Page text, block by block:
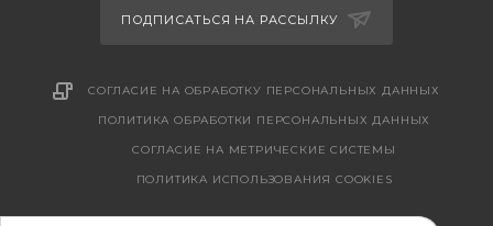
ПОДПИСАТЬСЯ НА РАССЫЛКУ
СОГЛАСИЕ НА ОБРАБОТКУ ПЕРСОНАЛЬНЫХ ДАННЫХ
ПОЛИТИКА ОБРАБОТКИ ПЕРСОНАЛЬНЫХ ДАННЫХ
CОГЛАСИЕ НА МЕТРИЧЕСКИЕ СИСТЕМЫ
ПОЛИТИКА ИСПОЛЬЗОВАНИЯ COOKIES